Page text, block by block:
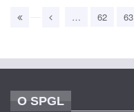
… 62 63
O SPGL